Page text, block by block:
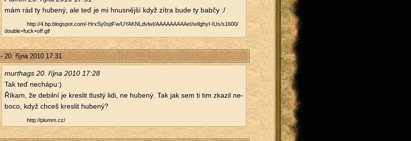
mám rád ty hu­be­ný, ale teď je mi hnus­něj­ší když zítra bude ty babčy :/
http://​4.​bp.​blogspot.​com/​-HrxSy0sjtFw/​UYAKNLdvlwI/​AAAAAAAAAeI/​wIlghyI-IUs/​s1600/​
double+fuck+off.​gif
- 20. října 2010 17:31
murthags 20. října 2010 17:28
Tak teď ne­chá­pu:)
Říkam, že de­bil­ní je kres­lit tlus­tý lidi, ne hu­be­ný. Tak jak sem ti tim zka­zil ne­
bo­co, když chceš kres­lit hu­be­ný?
http://​plumm.​cz/​